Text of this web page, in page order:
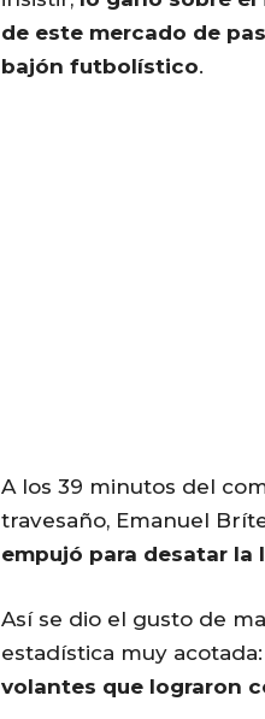
de este mercado de
bajón futbolístico.
A los 39 minutos del
travesaño, Emanuel
empujó para desatar la
Así se dio el gusto de
estadística muy acotada:
volantes que lograron